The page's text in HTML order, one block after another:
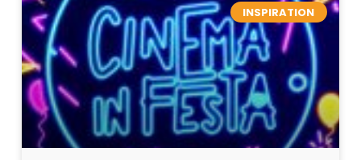
INSPIRATION